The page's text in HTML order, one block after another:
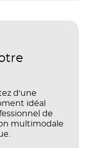
d'une
idéal
de
multimodale